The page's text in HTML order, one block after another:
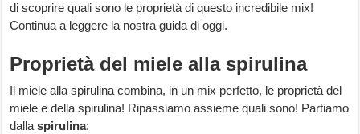
di scoprire quali sono le proprietà di questo incredibile mix!
Continua a leggere la nostra guida di oggi.
Proprietà del miele alla spirulina
Il miele alla spirulina combina, in un mix perfetto, le proprietà del
miele e della spirulina! Ripassiamo assieme quali sono! Partiamo
dallaspirulina: